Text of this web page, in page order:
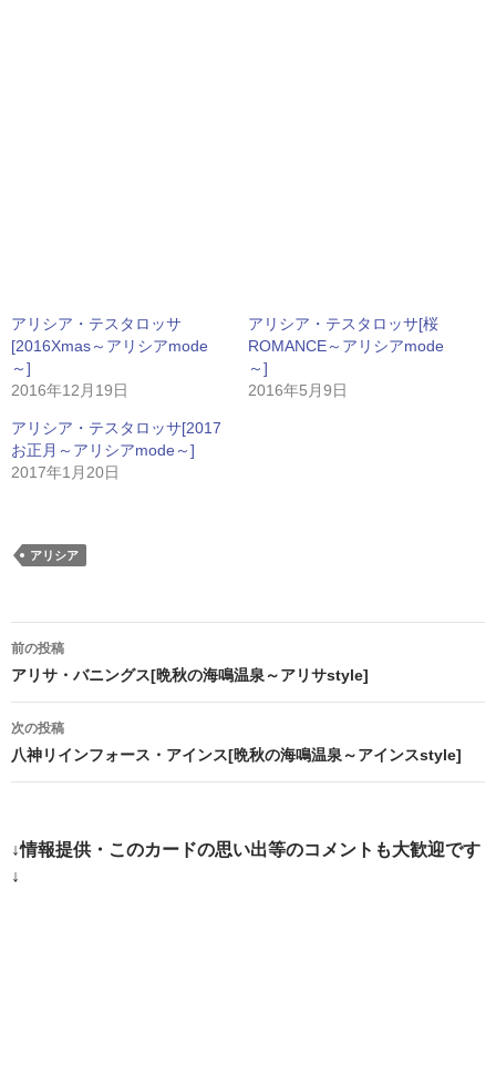
アリシア・テスタロッサ
[2016Xmas～アリシアmode
～]
2016年12月19日
アリシア・テスタロッサ[桜
ROMANCE～アリシアmode
～]
2016年5月9日
アリシア・テスタロッサ[2017
お正月～アリシアmode～]
2017年1月20日
アリシア
投
稿
ナ
ビ
ー
シ
前の投稿
アリサ・バニングス[晩秋の海鳴温泉～アリサstyle]
次の投稿
八神リインフォース・アインス[晩秋の海鳴温泉～アインスstyle]
↓情報提供・このカードの思い出等のコメントも大歓迎です
↓